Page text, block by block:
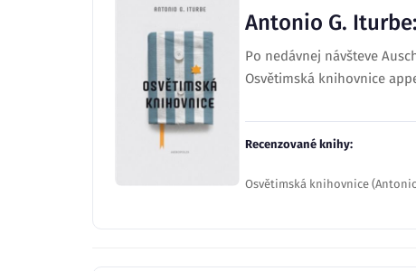
Antonio G.
Po nedávnej návšteve
Osvětimská knihovnice
Recenzované knihy:
Osvětimská knihovnice